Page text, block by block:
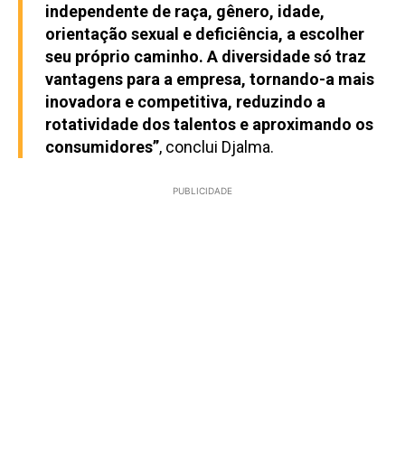
independente de raça, gênero, idade,
orientação sexual e deficiência, a escolher
seu próprio caminho. A diversidade só traz
vantagens para a empresa, tornando-a mais
inovadora e competitiva, reduzindo a
rotatividade dos talentos e aproximando os
consumidores”, conclui Djalma.
PUBLICIDADE